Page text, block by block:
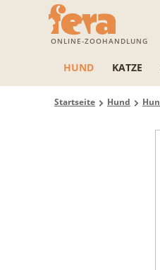
ONLINE-ZOOHANDLUNG
HUND KATZE
Startseite Hund